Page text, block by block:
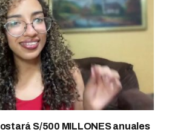
S/500 MILLONES anuales